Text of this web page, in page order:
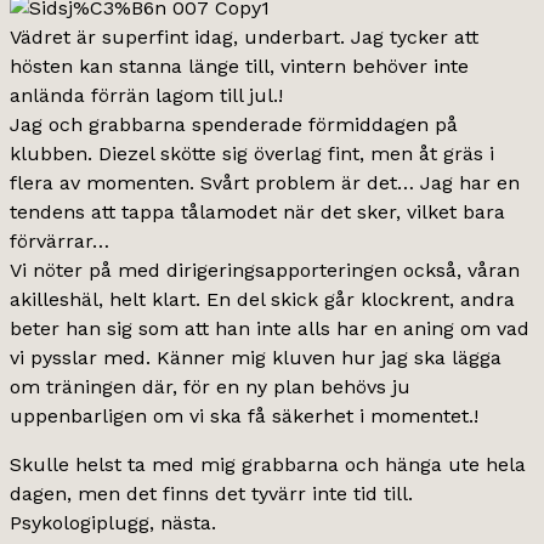
Vädret är superfint idag, underbart. Jag tycker att
hösten kan stanna länge till, vintern behöver inte
anlända förrän lagom till jul.!
Jag och grabbarna spenderade förmiddagen på
klubben. Diezel skötte sig överlag fint, men åt gräs i
flera av momenten. Svårt problem är det… Jag har en
tendens att tappa tålamodet när det sker, vilket bara
förvärrar…
Vi nöter på med dirigeringsapporteringen också, våran
akilleshäl, helt klart. En del skick går klockrent, andra
beter han sig som att han inte alls har en aning om vad
vi pysslar med. Känner mig kluven hur jag ska lägga
om träningen där, för en ny plan behövs ju
uppenbarligen om vi ska få säkerhet i momentet.!
Skulle helst ta med mig grabbarna och hänga ute hela
dagen, men det finns det tyvärr inte tid till.
Psykologiplugg, nästa.